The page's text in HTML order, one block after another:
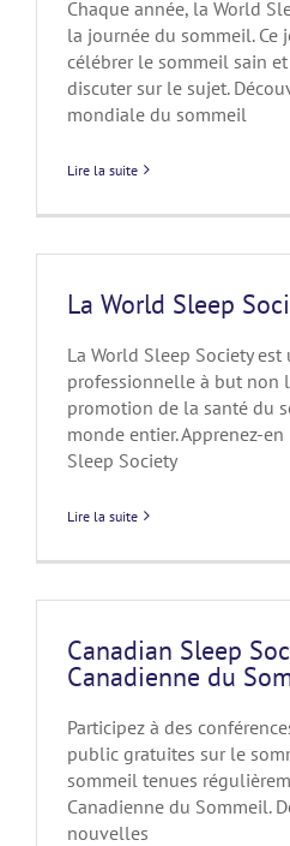
Chaque année, la World
la journée du sommeil. Ce
célébrer le sommeil sain
discuter sur le sujet.
mondiale du sommeil
Lire la suite
La World Sleep
La World Sleep Society
professionnelle à but non
promotion de la santé du
monde entier. Apprenez-
Sleep Society
Lire la suite
Canadian Sleep
Canadienne du
Participez à des
public gratuites sur le
sommeil tenues
Canadienne du Sommeil.
nouvelles